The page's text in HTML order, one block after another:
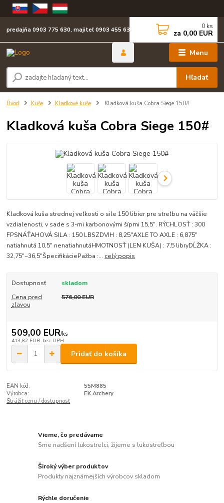
Menu
Hľadať
predajňa 0903 775 630, majiteľ 0903 455 630 0 ks
za 0,00 EUR
Úvod Kuše Kladkové kuše Kladková kuša Cobra Siege 150#
Kladková kuša Cobra Siege 150#
Kladková kuša strednej veľkosti o sile 150 libier pre streľbu na väčšie
vzdialenosti, v sade s 3-mi karbonovými šípmi 15,5". RÝCHLOSŤ : 300
FPSNÁŤAHOVÁ SILA : 150 LBSZDVIH : 8,25"AXLE TO AXLE : 6,875"
natiahnutá 10,5" nenatiahnutáHMOTNOSŤ (LEN KUŠA) : 7,5 libryDĹŽKA :
32,75"~36,5"ŠpecifikáciePažba :... celý popis
Dostupnosť
skladom
Cena pred
zľavou
576,00 EUR
509,00 EUR/ks
413,82 EUR bez DPH
Pridať do košíka
EAN kód:
55M885
Výrobca:
EK Archery
Strážiť cenu / dostupnosť
Vieme, čo predávame
Sme nadšení lukostrelci, žijeme s lukostreľbou
Široký výber produktov
Produkty najznámejších výrobcov skladom
Rýchle doručenie